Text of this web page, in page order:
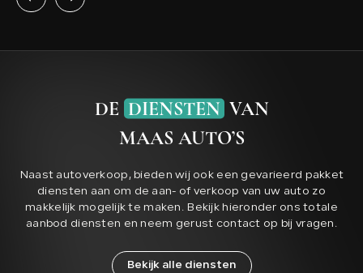
DE DIENSTENVAN
MAAS AUTO’S
Naast autoverkoop, bieden wij ook een gevarieerd pakket
diensten aan om de aan- of verkoop van uw auto zo
makkelijk mogelijk te maken. Bekijk hieronder ons totale
aanbod diensten en neem gerust contact op bij vragen.
Bekijk alle diensten